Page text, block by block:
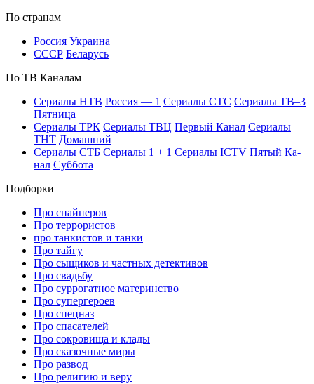
По стра­нам
Рос­сия Ук­раи­на
СССР Бе­ла­русь
По ТВ Ка­на­лам
Се­риа­лы НТВ Рос­сия — 1 Се­риа­лы СТС Се­риа­лы ТВ–3
Пят­ни­ца
Се­риа­лы ТРК Се­риа­лы ТВЦ Пер­вый Ка­нал Се­риа­лы
ТНТ До­маш­ний
Се­риа­лы СТБ Се­риа­лы 1 + 1 Се­риа­лы ICTV Пя­тый Ка­
нал Суб­бо­та
Подборки
Про снайперов
Про террористов
про танкистов и танки
Про тайгу
Про сыщиков и частных детективов
Про свадьбу
Про суррогатное материнство
Про супергероев
Про спецназ
Про спасателей
Про сокровища и клады
Про сказочные миры
Про развод
Про религию и веру